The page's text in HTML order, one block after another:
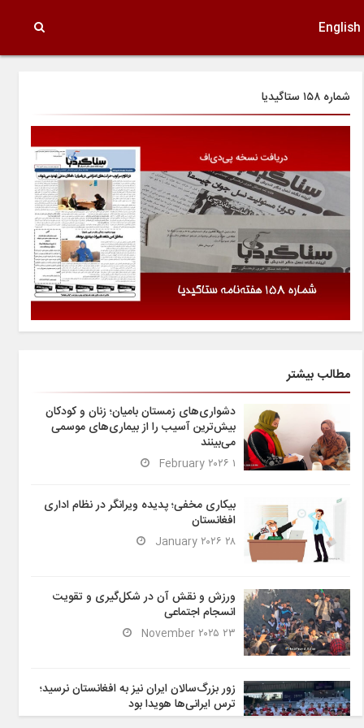
English
شماره ۱۵۸ ستاگیدیا
مطالب بیشتر
دشواری‌های زمستان بامیان؛ زنان و کودکان
بیش‌ترین آسیب را از بیماری‌های موسمی
می‌بینند
۱ February ۲۰۲۶
بیکاری مخفی؛ پدیده ویرانگر در نظام اداری
افغانستان
۲۸ January ۲۰۲۶
ورزش و نقش آن در شکل‌گیری و تقویت
انسجام اجتماعی
۲۳ November ۲۰۲۵
زور بزرگ‌سالان ایران نیز به افغانستان نرسید؛
ترس ایرانی‌ها هویدا بود